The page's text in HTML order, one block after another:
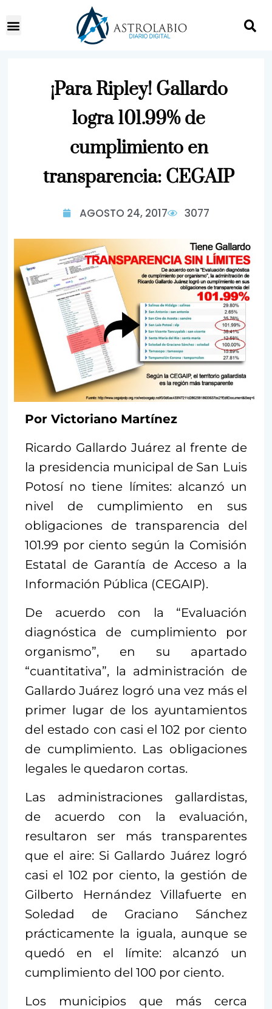
¡Para Ripley! Gallardo
logra 101.99% de
cumplimiento en
transparencia: CEGAIP
AGOSTO 24, 2017 3077
Por Victoriano Martínez
Ricardo Gallardo Juárez al frente de
la presidencia municipal de San Luis
Potosí no tiene límites: alcanzó un
nivel de cumplimiento en sus
obligaciones de transparencia del
101.99 por ciento según la Comisión
Estatal de Garantía de Acceso a la
Información Pública (CEGAIP).
De acuerdo con la “Evaluación
diagnóstica de cumplimiento por
organismo”, en su apartado
“cuantitativa”, la administración de
Gallardo Juárez logró una vez más el
primer lugar de los ayuntamientos
del estado con casi el 102 por ciento
de cumplimiento. Las obligaciones
legales le quedaron cortas.
Las administraciones gallardistas,
de acuerdo con la evaluación,
resultaron ser más transparentes
que el aire: Si Gallardo Juárez logró
casi el 102 por ciento, la gestión de
Gilberto Hernández Villafuerte en
Soledad de Graciano Sánchez
prácticamente la iguala, aunque se
quedó en el límite: alcanzó un
cumplimiento del 100 por ciento.
Los municipios que más cerca